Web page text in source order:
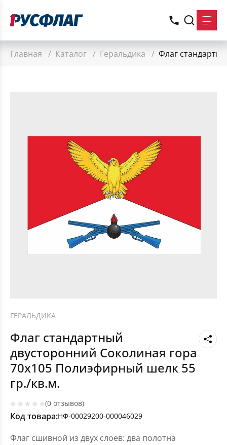
Главная / Каталог / Геральдика / Флаг
ГЕРАЛЬДИКА
Флаг стандартный
двусторонний Соколиная гора
70х105 Полиэфирный шелк 55
гр./кв.м.
(0 отзывов)
Код товара:НФ-00029200-000046029
Флаг сшивной из двух слоев: два полотна